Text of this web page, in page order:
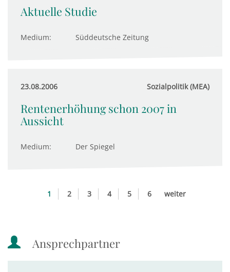
Aktuelle Studie
Medium: Süddeutsche Zeitung
23.08.2006 Sozialpolitik (MEA)
Rentenerhöhung schon 2007 in
Aussicht
Medium: Der Spiegel
1 2 3 4 5 6 weiter
Ansprechpartner